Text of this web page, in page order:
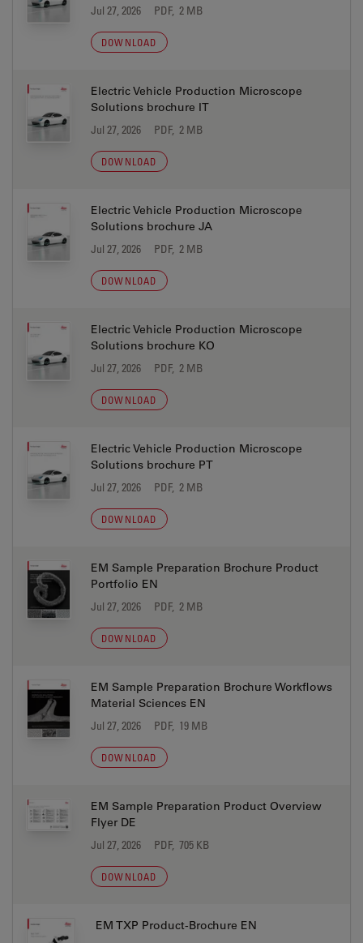
Jul 27, 2026 PDF, 2 MB
DOWNLOAD
Electric Vehicle Production Microscope
Solutions brochure IT
Jul 27, 2026 PDF, 2 MB
DOWNLOAD
Electric Vehicle Production Microscope
Solutions brochure JA
Jul 27, 2026 PDF, 2 MB
DOWNLOAD
Electric Vehicle Production Microscope
Solutions brochure KO
Jul 27, 2026 PDF, 2 MB
DOWNLOAD
Electric Vehicle Production Microscope
Solutions brochure PT
Jul 27, 2026 PDF, 2 MB
DOWNLOAD
EM Sample Preparation Brochure Product
Portfolio EN
Jul 27, 2026 PDF, 2 MB
DOWNLOAD
EM Sample Preparation Brochure Workflows
Material Sciences EN
Jul 27, 2026 PDF, 19 MB
DOWNLOAD
EM Sample Preparation Product Overview
Flyer DE
Jul 27, 2026 PDF, 705 KB
DOWNLOAD
EM TXP Product-Brochure EN